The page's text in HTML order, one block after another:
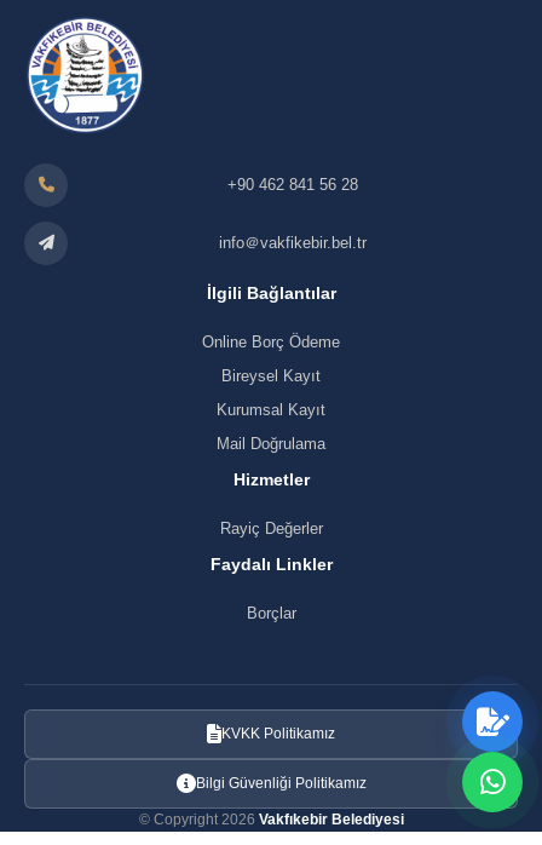
+90 462 841 56 28
info＠vakfikebir.bel.tr
İlgili Bağlantılar
Online Borç Ödeme
Bireysel Kayıt
Kurumsal Kayıt
Mail Doğrulama
Hizmetler
Rayiç Değerler
Faydalı Linkler
Borçlar
KVKK Politikamız
Bilgi Güvenliği Politikamız
© Copyright 2026 Vakfıkebir Belediyesi